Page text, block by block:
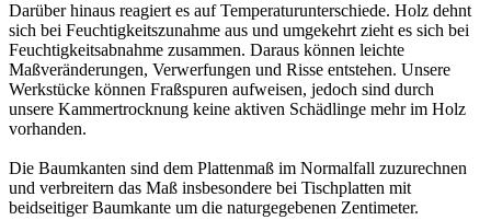
Darüber hinaus reagiert es auf Temperaturunterschiede. Holz dehnt
sich bei Feuchtigkeitszunahme aus und umgekehrt zieht es sich bei
Feuchtigkeitsabnahme zusammen. Daraus können leichte
Maßveränderungen, Verwerfungen und Risse entstehen. Unsere
Werkstücke können Fraßspuren aufweisen, jedoch sind durch
unsere Kammertrocknung keine aktiven Schädlinge mehr im Holz
vorhanden.
Die Baumkanten sind dem Plattenmaß im Normalfall zuzurechnen
und verbreitern das Maß insbesondere bei Tischplatten mit
beidseitiger Baumkante um die naturgegebenen Zentimeter.